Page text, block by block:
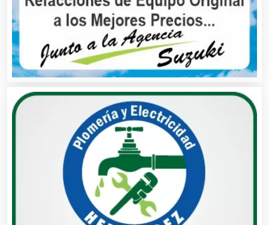
Análisis Clínicos
Análisis de Aguas
Animadores de Eventos